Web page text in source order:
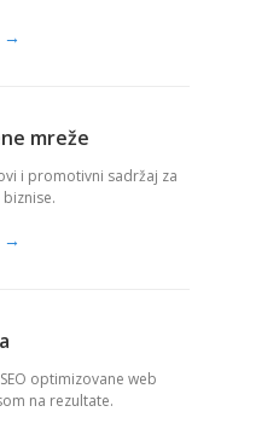
→
mreže
i promotivni sadržaj za
→
optimizovane web
na rezultate.